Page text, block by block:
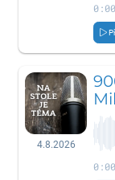
0:00
4.8.2026
0:00